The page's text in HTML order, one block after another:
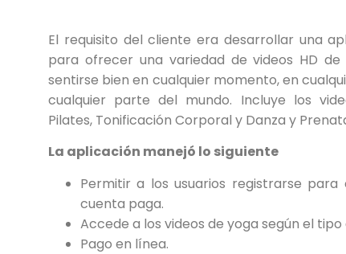
El requisito del cliente era desarrollar una
para ofrecer una variedad de videos HD
sentirse bien en cualquier momento, en
cualquier parte del mundo. Incluye los
Pilates, Tonificación Corporal y Danza y
La aplicación manejó lo siguiente
Permitir a los usuarios registrarse para
cuenta paga.
Accede a los videos de yoga según el
Pago en línea.